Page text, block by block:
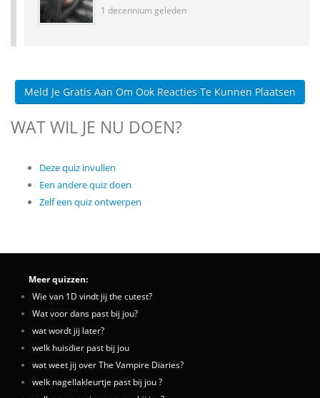
1 decennium geleden
Meld Je Gratis Aan Om Ook Reacties Te Kunnen Plaatsen
WAT WIL JE NU DOEN?
Deze quiz invullen
Een andere quiz doen
Zelf een quiz ontwerpen
Meer quizzen:
Wie van 1D vindt jij the cutest?
Wat voor dans past bij jou?
wat wordt jij later?
welk huisdier past bij jou
wat weet jij over The Vampire Diaries?
welk nagellakleurtje past bij jou ?